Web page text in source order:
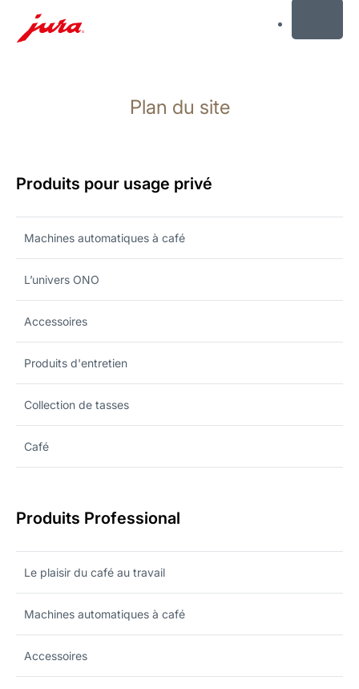
Plan du site
Produits pour usage privé
Machines automatiques à café
L’univers ONO
Accessoires
Produits d'entretien
Collection de tasses
Café
Produits Professional
Le plaisir du café au travail
Machines automatiques à café
Accessoires